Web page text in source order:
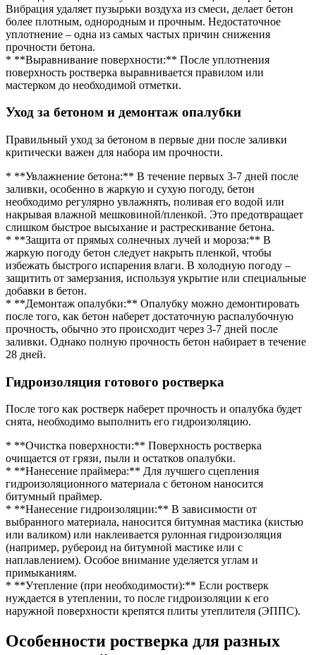
Вибрация удаляет пузырьки воздуха из смеси, делает бетон
более плотным, однородным и прочным. Недостаточное
уплотнение – одна из самых частых причин снижения
прочности бетона.
* **Выравнивание поверхности:** После уплотнения
поверхность ростверка выравнивается правилом или
мастерком до необходимой отметки.
Уход за бетоном и демонтаж опалубки
Правильный уход за бетоном в первые дни после заливки
критически важен для набора им прочности.
* **Увлажнение бетона:** В течение первых 3-7 дней после
заливки, особенно в жаркую и сухую погоду, бетон
необходимо регулярно увлажнять, поливая его водой или
накрывая влажной мешковиной/пленкой. Это предотвращает
слишком быстрое высыхание и растрескивание бетона.
* **Защита от прямых солнечных лучей и мороза:** В
жаркую погоду бетон следует накрыть пленкой, чтобы
избежать быстрого испарения влаги. В холодную погоду –
защитить от замерзания, используя укрытие или специальные
добавки в бетон.
* **Демонтаж опалубки:** Опалубку можно демонтировать
после того, как бетон наберет достаточную распалубочную
прочность, обычно это происходит через 3-7 дней после
заливки. Однако полную прочность бетон набирает в течение
28 дней.
Гидроизоляция готового ростверка
После того как ростверк наберет прочность и опалубка будет
снята, необходимо выполнить его гидроизоляцию.
* **Очистка поверхности:** Поверхность ростверка
очищается от грязи, пыли и остатков опалубки.
* **Нанесение праймера:** Для лучшего сцепления
гидроизоляционного материала с бетоном наносится
битумный праймер.
* **Нанесение гидроизоляции:** В зависимости от
выбранного материала, наносится битумная мастика (кистью
или валиком) или наклеивается рулонная гидроизоляция
(например, рубероид на битумной мастике или с
наплавлением). Особое внимание уделяется углам и
примыканиям.
* **Утепление (при необходимости):** Если ростверк
нуждается в утеплении, то после гидроизоляции к его
наружной поверхности крепятся плиты утеплителя (ЭППС).
Особенности ростверка для разных